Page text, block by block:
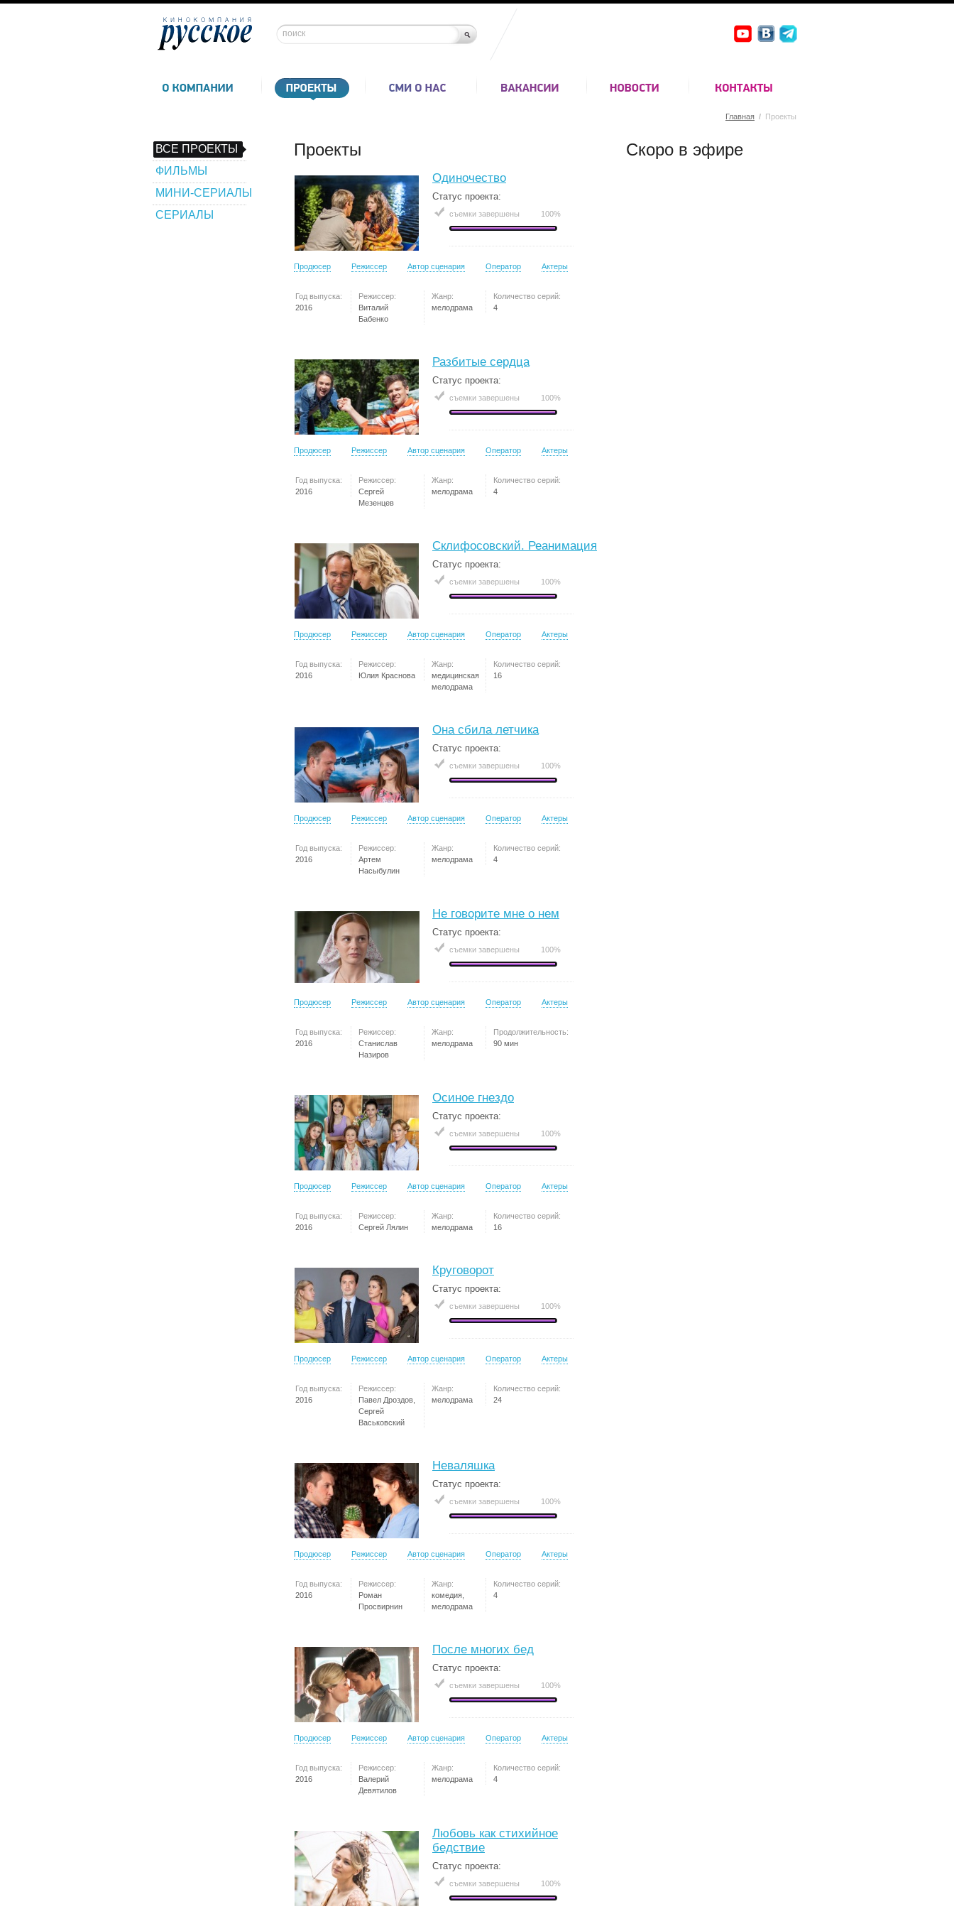
Главная / Проекты
ВСЕ ПРОЕКТЫ
ФИЛЬМЫ
МИНИ-СЕРИАЛЫ
СЕРИАЛЫ
Проекты
Одиночество
Статус проекта:
съемки завершены 100%
Продюсер Режиссер Автор сценария Оператор Актеры
Год выпуска:
2016
Режиссер:
Виталий
Бабенко
Жанр:
мелодрама
Количество серий:
4
Разбитые сердца
Статус проекта:
съемки завершены 100%
Продюсер Режиссер Автор сценария Оператор Актеры
Год выпуска:
2016
Режиссер:
Сергей
Мезенцев
Жанр:
мелодрама
Количество серий:
4
Склифосовский. Реанимация
Статус проекта:
съемки завершены 100%
Продюсер Режиссер Автор сценария Оператор Актеры
Год выпуска:
2016
Режиссер:
Юлия Краснова
Жанр:
медицинская
мелодрама
Количество серий:
16
Она сбила летчика
Статус проекта:
съемки завершены 100%
Продюсер Режиссер Автор сценария Оператор Актеры
Год выпуска:
2016
Режиссер:
Артем
Насыбулин
Жанр:
мелодрама
Количество серий:
4
Не говорите мне о нем
Статус проекта:
съемки завершены 100%
Продюсер Режиссер Автор сценария Оператор Актеры
Год выпуска:
2016
Режиссер:
Станислав
Назиров
Жанр:
мелодрама
Продолжительность:
90 мин
Осиное гнездо
Статус проекта:
съемки завершены 100%
Продюсер Режиссер Автор сценария Оператор Актеры
Год выпуска:
2016
Режиссер:
Сергей Лялин
Жанр:
мелодрама
Количество серий:
16
Круговорот
Статус проекта:
съемки завершены 100%
Продюсер Режиссер Автор сценария Оператор Актеры
Год выпуска:
2016
Режиссер:
Павел Дроздов,
Сергей
Васьковский
Жанр:
мелодрама
Количество серий:
24
Неваляшка
Статус проекта:
съемки завершены 100%
Продюсер Режиссер Автор сценария Оператор Актеры
Год выпуска:
2016
Режиссер:
Роман
Просвирнин
Жанр:
комедия,
мелодрама
Количество серий:
4
После многих бед
Статус проекта:
съемки завершены 100%
Продюсер Режиссер Автор сценария Оператор Актеры
Год выпуска:
2016
Режиссер:
Валерий
Девятилов
Жанр:
мелодрама
Количество серий:
4
Любовь как стихийное
бедствие
Статус проекта:
съемки завершены 100%
Скоро в эфире